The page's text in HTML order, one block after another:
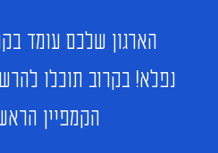
הארגון שלכם עומד
נפלא! בקרוב תוכלו
הקמפיין